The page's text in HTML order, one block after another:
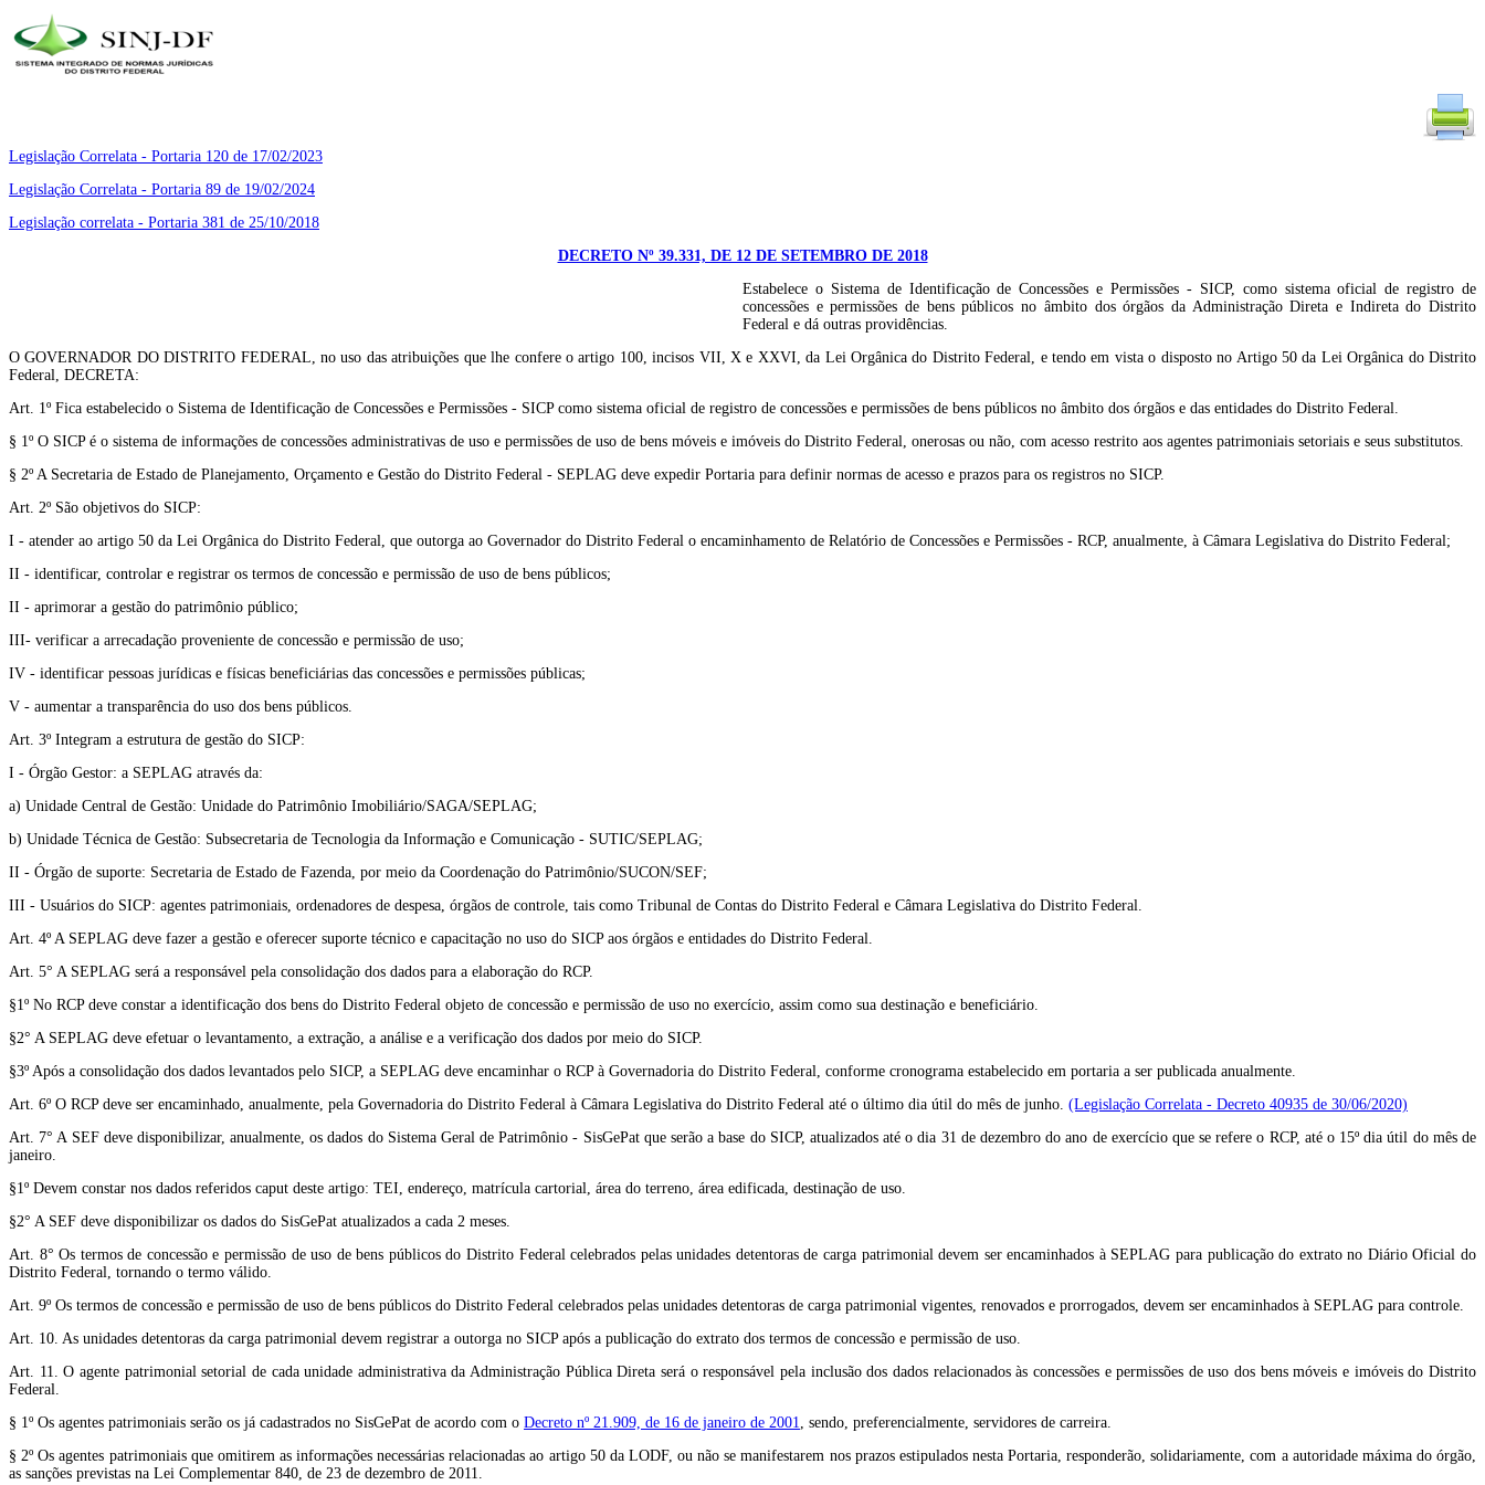
Legislação Correlata - Portaria 120 de 17/02/2023
Legislação Correlata - Portaria 89 de 19/02/2024
Legislação correlata - Portaria 381 de 25/10/2018
DECRETO Nº 39.331, DE 12 DE SETEMBRO DE 2018
Estabelece o Sistema de Identificação de Concessões e Permissões - SICP, como sistema oficial de registro de
concessões e permissões de bens públicos no âmbito dos órgãos da Administração Direta e Indireta do Distrito
Federal e dá outras providências.
O GOVERNADOR DO DISTRITO FEDERAL, no uso das atribuições que lhe confere o artigo 100, incisos VII, X e XXVI, da Lei Orgânica do Distrito Federal, e tendo em vista o disposto no Artigo 50 da Lei Orgânica do Distrito
Federal, DECRETA:
Art. 1º Fica estabelecido o Sistema de Identificação de Concessões e Permissões - SICP como sistema oficial de registro de concessões e permissões de bens públicos no âmbito dos órgãos e das entidades do Distrito Federal.
§ 1º O SICP é o sistema de informações de concessões administrativas de uso e permissões de uso de bens móveis e imóveis do Distrito Federal, onerosas ou não, com acesso restrito aos agentes patrimoniais setoriais e seus substitutos.
§ 2º A Secretaria de Estado de Planejamento, Orçamento e Gestão do Distrito Federal - SEPLAG deve expedir Portaria para definir normas de acesso e prazos para os registros no SICP.
Art. 2º São objetivos do SICP:
I - atender ao artigo 50 da Lei Orgânica do Distrito Federal, que outorga ao Governador do Distrito Federal o encaminhamento de Relatório de Concessões e Permissões - RCP, anualmente, à Câmara Legislativa do Distrito Federal;
II - identificar, controlar e registrar os termos de concessão e permissão de uso de bens públicos;
II - aprimorar a gestão do patrimônio público;
III- verificar a arrecadação proveniente de concessão e permissão de uso;
IV - identificar pessoas jurídicas e físicas beneficiárias das concessões e permissões públicas;
V - aumentar a transparência do uso dos bens públicos.
Art. 3º Integram a estrutura de gestão do SICP:
I - Órgão Gestor: a SEPLAG através da:
a) Unidade Central de Gestão: Unidade do Patrimônio Imobiliário/SAGA/SEPLAG;
b) Unidade Técnica de Gestão: Subsecretaria de Tecnologia da Informação e Comunicação - SUTIC/SEPLAG;
II - Órgão de suporte: Secretaria de Estado de Fazenda, por meio da Coordenação do Patrimônio/SUCON/SEF;
III - Usuários do SICP: agentes patrimoniais, ordenadores de despesa, órgãos de controle, tais como Tribunal de Contas do Distrito Federal e Câmara Legislativa do Distrito Federal.
Art. 4º A SEPLAG deve fazer a gestão e oferecer suporte técnico e capacitação no uso do SICP aos órgãos e entidades do Distrito Federal.
Art. 5° A SEPLAG será a responsável pela consolidação dos dados para a elaboração do RCP.
§1º No RCP deve constar a identificação dos bens do Distrito Federal objeto de concessão e permissão de uso no exercício, assim como sua destinação e beneficiário.
§2° A SEPLAG deve efetuar o levantamento, a extração, a análise e a verificação dos dados por meio do SICP.
§3º Após a consolidação dos dados levantados pelo SICP, a SEPLAG deve encaminhar o RCP à Governadoria do Distrito Federal, conforme cronograma estabelecido em portaria a ser publicada anualmente.
Art. 6º O RCP deve ser encaminhado, anualmente, pela Governadoria do Distrito Federal à Câmara Legislativa do Distrito Federal até o último dia útil do mês de junho. (Legislação Correlata - Decreto 40935 de 30/06/2020)
Art. 7° A SEF deve disponibilizar, anualmente, os dados do Sistema Geral de Patrimônio - SisGePat que serão a base do SICP, atualizados até o dia 31 de dezembro do ano de exercício que se refere o RCP, até o 15º dia útil do mês de
janeiro.
§1º Devem constar nos dados referidos caput deste artigo: TEI, endereço, matrícula cartorial, área do terreno, área edificada, destinação de uso.
§2° A SEF deve disponibilizar os dados do SisGePat atualizados a cada 2 meses.
Art. 8° Os termos de concessão e permissão de uso de bens públicos do Distrito Federal celebrados pelas unidades detentoras de carga patrimonial devem ser encaminhados à SEPLAG para publicação do extrato no Diário Oficial do
Distrito Federal, tornando o termo válido.
Art. 9º Os termos de concessão e permissão de uso de bens públicos do Distrito Federal celebrados pelas unidades detentoras de carga patrimonial vigentes, renovados e prorrogados, devem ser encaminhados à SEPLAG para controle.
Art. 10. As unidades detentoras da carga patrimonial devem registrar a outorga no SICP após a publicação do extrato dos termos de concessão e permissão de uso.
Art. 11. O agente patrimonial setorial de cada unidade administrativa da Administração Pública Direta será o responsável pela inclusão dos dados relacionados às concessões e permissões de uso dos bens móveis e imóveis do Distrito
Federal.
§ 1º Os agentes patrimoniais serão os já cadastrados no SisGePat de acordo com o Decreto nº 21.909, de 16 de janeiro de 2001, sendo, preferencialmente, servidores de carreira.
§ 2º Os agentes patrimoniais que omitirem as informações necessárias relacionadas ao artigo 50 da LODF, ou não se manifestarem nos prazos estipulados nesta Portaria, responderão, solidariamente, com a autoridade máxima do órgão,
as sanções previstas na Lei Complementar 840, de 23 de dezembro de 2011.